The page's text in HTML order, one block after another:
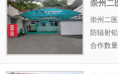
因新添
造工程
施工方
的行驶
崇州二
崇州二
防辐射
合作数